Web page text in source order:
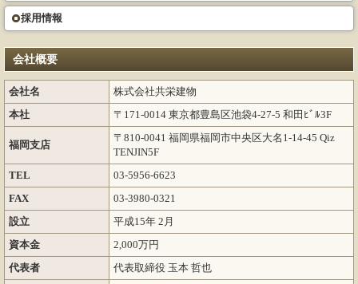
採用情報
会社概要
会社名
株式会社共栄建物
本社
〒171-0014 東京都豊島区池袋4-27-5 和田ﾋﾞﾙ3F
福岡支店
〒810-0041 福岡県福岡市中央区大名1-14-45 Qiz
TENJIN5F
TEL
03-5956-6623
FAX
03-3980-0321
設立
平成15年 2月
資本金
2,000万円
代表者
代表取締役 玉本 哲也